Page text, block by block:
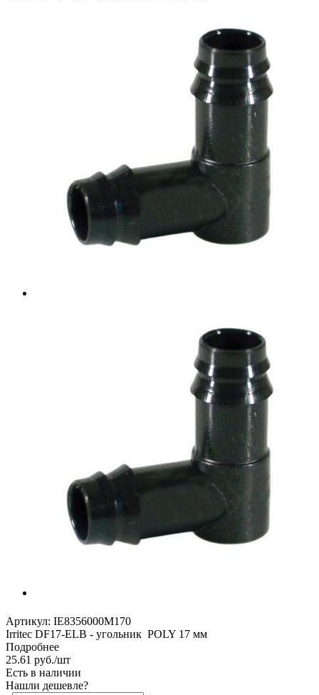
Артикул: IЕ8356000M170
Irritec DF17-ELB - угольник POLY 17 мм
Подробнее
25.61 руб./шт
Есть в наличии
Нашли дешевле?